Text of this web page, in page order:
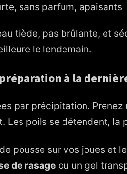
sans parfum, apaisants
tiède, pas brûlante, et
le lendemain.
à la
par précipitation.
Les poils se détendent, la
pousse sur vos joues et
de rasage ou un gel